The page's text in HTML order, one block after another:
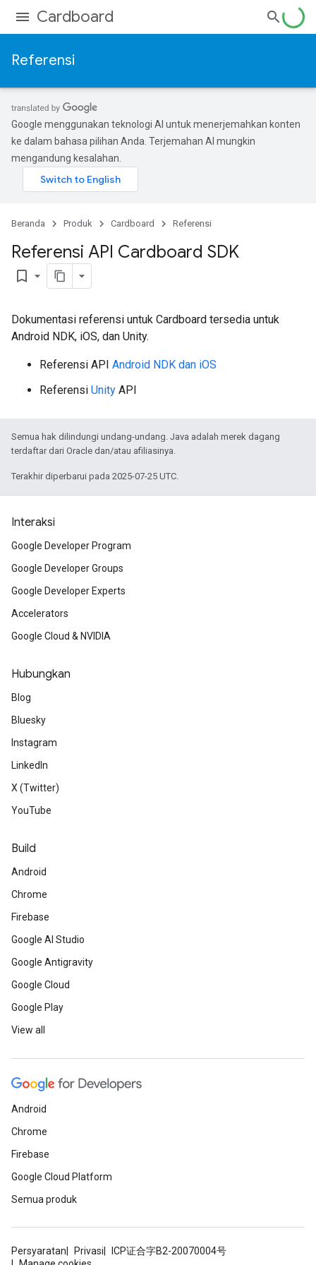
Cardboard
Referensi
Google menggunakan teknologi AI untuk menerjemahkan konten
ke dalam bahasa pilihan Anda. Terjemahan AI mungkin
mengandung kesalahan.
Beranda Produk Cardboard Referensi
Referensi API Cardboard SDK
bookmark_border
Dokumentasi referensi untuk Cardboard tersedia untuk
Android NDK, iOS, dan Unity.
Referensi API Android NDK dan iOS
Referensi Unity API
Semua hak dilindungi undang-undang. Java adalah merek dagang
terdaftar dari Oracle dan/atau afiliasinya.
Terakhir diperbarui pada 2025-07-25 UTC.
Interaksi
Google Developer Program
Google Developer Groups
Google Developer Experts
Accelerators
Google Cloud & NVIDIA
Hubungkan
Blog
Bluesky
Instagram
LinkedIn
X (Twitter)
YouTube
Build
Android
Chrome
Firebase
Google AI Studio
Google Antigravity
Google Cloud
Google Play
View all
Android
Chrome
Firebase
Google Cloud Platform
Semua produk
Persyaratan Privasi
ICP证合字B2-20070004号